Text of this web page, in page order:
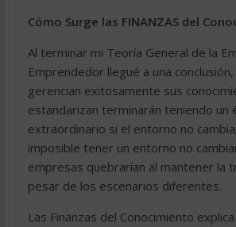
Cómo Surge las FINANZAS del
Al terminar mi Teoría General de la
Emprendedor llegué a una
gerencian exitosamente sus
estandarizan terminarán teniendo un
extraordinario si el entorno no
imposible tener un entorno no
empresas quebrarían al mantener la
pesar de los escenarios diferentes.
Las Finanzas del Conocimiento